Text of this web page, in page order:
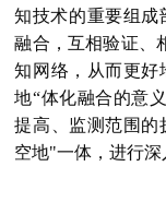
知技术的重要组成
融合，互相验证、
知网络，从而更好
地“体化融合的意
提高、监测范围的
空地"一体，进行深